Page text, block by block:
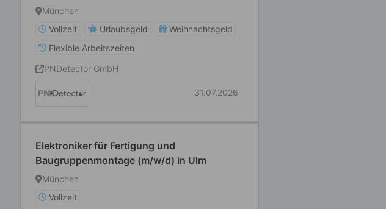
Prozess- und Anlagenspezialist (m/w/d) für
die Halbleiterfertigung
München
Vollzeit
Urlaubsgeld
Weihnachtsgeld
Flexible Arbeitszeiten
PNDetector GmbH
31.07.2026
Elektroniker für Fertigung und
Baugruppenmontage (m/w/d) in Ulm
München
Vollzeit